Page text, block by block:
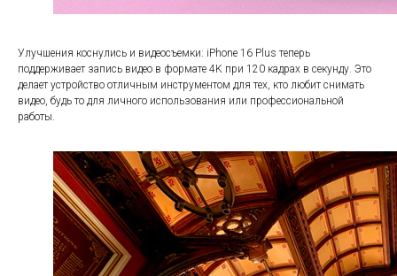
Улучшения коснулись и видеосъемки: iPhone 16 Plus теперь
поддерживает запись видео в формате 4K при 120 кадрах в секунду. Это
делает устройство отличным инструментом для тех, кто любит снимать
видео, будь то для личного использования или профессиональной
работы.